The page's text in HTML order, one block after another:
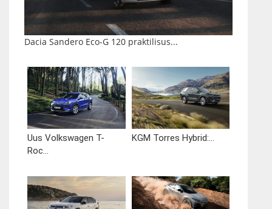
Dacia Sandero Eco-G 120 praktilisus...
Uus Volkswagen T-
Roc...
KGM Torres Hybrid:...